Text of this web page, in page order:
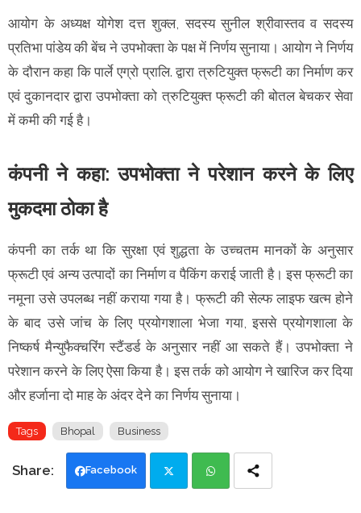
आयोग के अध्यक्ष योगेश दत्त शुक्ल, सदस्य सुनील श्रीवास्तव व सदस्य
प्रतिभा पांडेय की बेंच ने उपभोक्ता के पक्ष में निर्णय सुनाया। आयोग ने निर्णय
के दौरान कहा कि पार्ले एग्रो प्रालि. द्वारा त्रुटियुक्त फ्रूटी का निर्माण कर
एवं दुकानदार द्वारा उपभोक्ता को त्रुटियुक्त फ्रूटी की बोतल बेचकर सेवा
में कमी की गई है।
कंपनी ने कहा: उपभोक्ता ने परेशान करने के लिए
मुकदमा ठोका है
कंपनी का तर्क था कि सुरक्षा एवं शुद्धता के उच्चतम मानकों के अनुसार
फ्रूटी एवं अन्य उत्पादों का निर्माण व पैकिंग कराई जाती है। इस फ्रूटी का
नमूना उसे उपलब्ध नहीं कराया गया है। फ्रूटी की सेल्फ लाइफ खत्म होने
के बाद उसे जांच के लिए प्रयोगशाला भेजा गया, इससे प्रयोगशाला के
निष्कर्ष मैन्युफैक्‍चरिंग स्टैंडर्ड के अनुसार नहीं आ सकते हैं। उपभोक्ता ने
परेशान करने के लिए ऐसा किया है। इस तर्क को आयोग ने खारिज कर दिया
और हर्जाना दो माह के अंदर देने का निर्णय सुनाया।
Tags Bhopal Business
Facebook